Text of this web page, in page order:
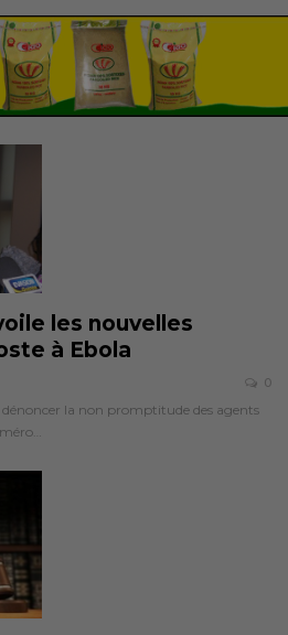
les nouvelles
à Ebola
0
la non promptitude des agents